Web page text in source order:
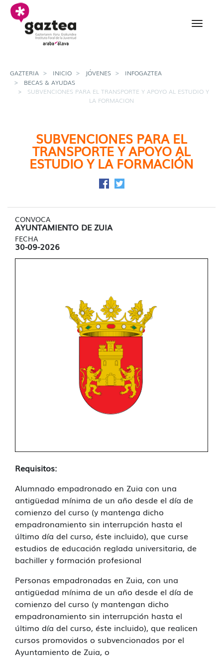
Saltar al contenido principal
Subvenciones para el
GAZTERIA INICIO JÓVENES
INFOGAZTEA
BECAS & AYUDAS
SUBVENCIONES PARA EL TRANSPORTE Y APOYO AL ESTUDIO Y
LA FORMACION
SUBVENCIONES PARA EL
TRANSPORTE Y APOYO AL
ESTUDIO Y LA FORMACIÓN
Compartir en Facebook
Compartir en Twitter
CONVOCA
AYUNTAMIENTO DE ZUIA
FECHA
30-09-2026
Requisitos:
Alumnado empadronado en Zuia con una
antigüedad mínima de un año desde el día de
comienzo del curso (y mantenga dicho
empadronamiento sin interrupción hasta el
último día del curso, éste incluido), que curse
estudios de educación reglada universitaria, de
bachiller y formación profesional
Personas empadronadas en Zuia, con una
antigüedad mínima de un año desde el día de
comienzo del curso (y mantengan dicho
empadronamiento sin interrupción hasta el
último día del curso, éste incluido), que realicen
cursos promovidos o subvencionados por el
Ayuntamiento de Zuia, o